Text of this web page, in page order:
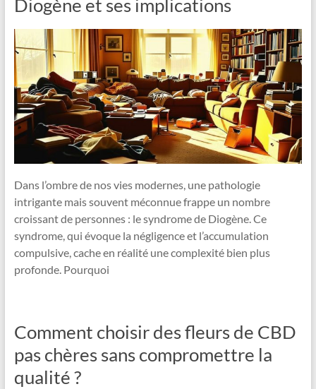
Diogène et ses implications
Dans l’ombre de nos vies modernes, une pathologie
intrigante mais souvent méconnue frappe un nombre
croissant de personnes : le syndrome de Diogène. Ce
syndrome, qui évoque la négligence et l’accumulation
compulsive, cache en réalité une complexité bien plus
profonde. Pourquoi
Comment choisir des fleurs de CBD
pas chères sans compromettre la
qualité ?